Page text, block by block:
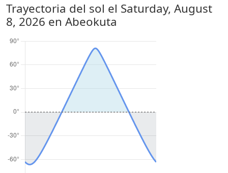
Trayectoria del sol el Saturday, August
8, 2026 en Abeokuta